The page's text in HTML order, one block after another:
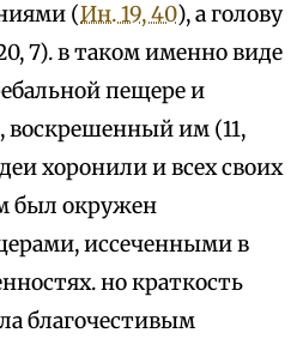
(Ин. 19, 40), а голову
7). в таком именно виде
пещере и
воскрешенный им (11,
хоронили и всех своих
был окружен
иссеченными в
но краткость
благочестивым